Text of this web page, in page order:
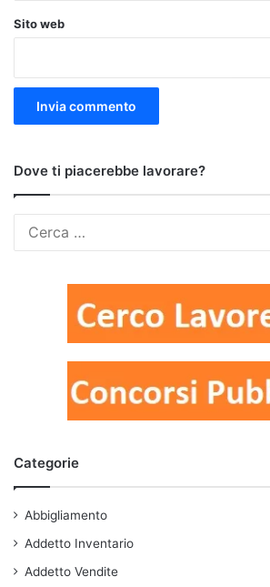
Sito web
Dove ti piacerebbe lavorare?
Categorie
Abbigliamento
Addetto Inventario
Addetto Vendite